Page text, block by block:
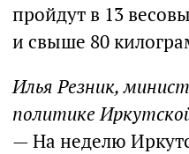
пройдут в 13
и свыше 80
Илья Резник,
политике
— На неделю